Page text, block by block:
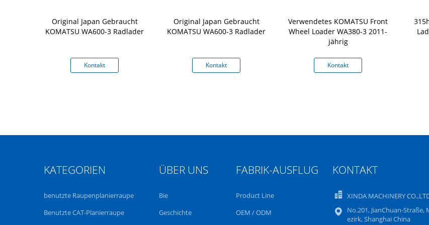
Original Japan Gebraucht
KOMATSU WA600-3 Radlader
Kontakt
Original Japan Gebraucht
KOMATSU WA600-3 Radlader
Kontakt
Verwendetes KOMATSU Front
Wheel Loader WA380-3 2011-
jährig
Kontakt
KATEGORIEN
benutzte Raupenplanierraupe
Benutzte CAT-Planierraupe
ÜBER UNS
Bie
Geschichte
FABRIK-AUSFLUG
Product Line
OEM / ODM
KONTAKT
XINDA MACHINERY
No.201, JianChuan-Straße,
ezirk, Shanghai China